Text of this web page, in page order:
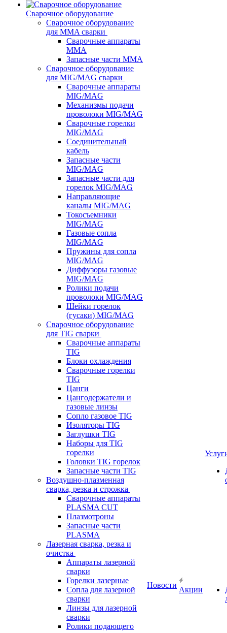
Сварочное оборудование
Сварочное оборудование
для MMA сварки
Сварочные аппараты
MMA
Запасные части MMA
Сварочное оборудование
для MIG/MAG сварки
Сварочные аппараты
MIG/MAG
Механизмы подачи
проволоки MIG/MAG
Сварочные горелки
MIG/MAG
Соединительный
кабель
Запасные части
MIG/MAG
Запасные части для
горелок MIG/MAG
Направляющие
каналы MIG/MAG
Токосъемники
MIG/MAG
Газовые сопла
MIG/MAG
Пружины для сопла
MIG/MAG
Диффузоры газовые
MIG/MAG
Ролики подачи
проволоки MIG/MAG
Шейки горелок
(гусаки) MIG/MAG
Сварочное оборудование
для TIG сварки
Сварочные аппараты
TIG
Блоки охлаждения
Сварочные горелки
TIG
Цанги
Цангодержатели и
газовые линзы
Сопло газовое TIG
Изоляторы TIG
Заглушки TIG
Наборы для TIG
горелки
Головки TIG горелок
Запасные части TIG
Воздушно-плазменная
сварка, резка и строжка
Сварочные аппараты
PLASMA CUT
Плазмотроны
Запасные части
PLASMA
Лазерная сварка, резка и
очистка
Аппараты лазерной
сварки
Горелки лазерные
Сопла для лазерной
сварки
Линзы для лазерной
сварки
Ролики подающего
Новости
Акции